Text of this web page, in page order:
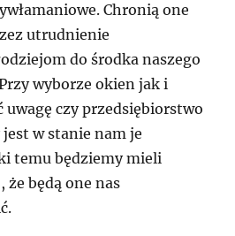
Chronią one
utrudnienie
do środka naszego
wyborze okien jak i
czy przedsiębiorstwo
w stanie nam je
temu będziemy mieli
że będą one nas